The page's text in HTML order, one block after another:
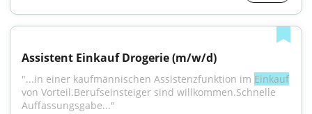
Assistent Einkauf Drogerie (m/w/d)
"...in einer kaufmännischen Assistenzfunktion im Einkauf
von Vorteil.Berufseinsteiger sind willkommen.Schnelle
Auffassungsgabe..."